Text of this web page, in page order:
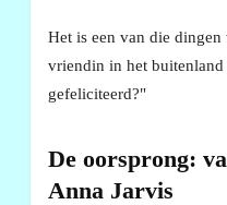
Het is een van die dingen
vriendin in het
gefeliciteerd?"
De oorsprong:
Anna Jarvis